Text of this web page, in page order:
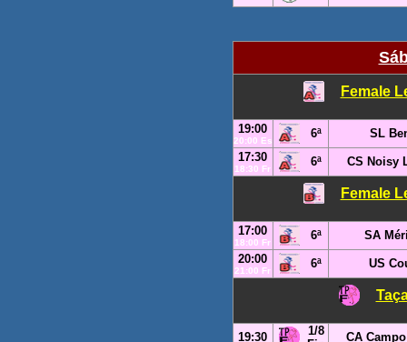
Female
19:00
20:00 Es
6ª
SL
17:30
18:30 Fr
6ª CS Noisy
Female
17:00
18:00 Fr
6ª
SA
20:00
21:00 Fr
6ª US
19:30
1/8
CA